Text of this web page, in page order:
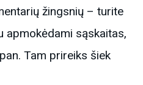
žingsnių – turite
apmokėdami sąskaitas,
Tam prireiks šiek